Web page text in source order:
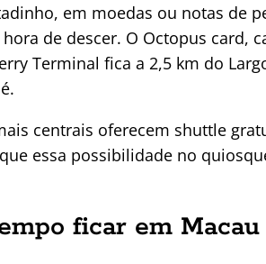
em moedas ou notas de
de descer. O Octopus card,
Terminal fica a 2,5 km do
centrais oferecem shuttle
essa possibilidade no
ficar em Macau